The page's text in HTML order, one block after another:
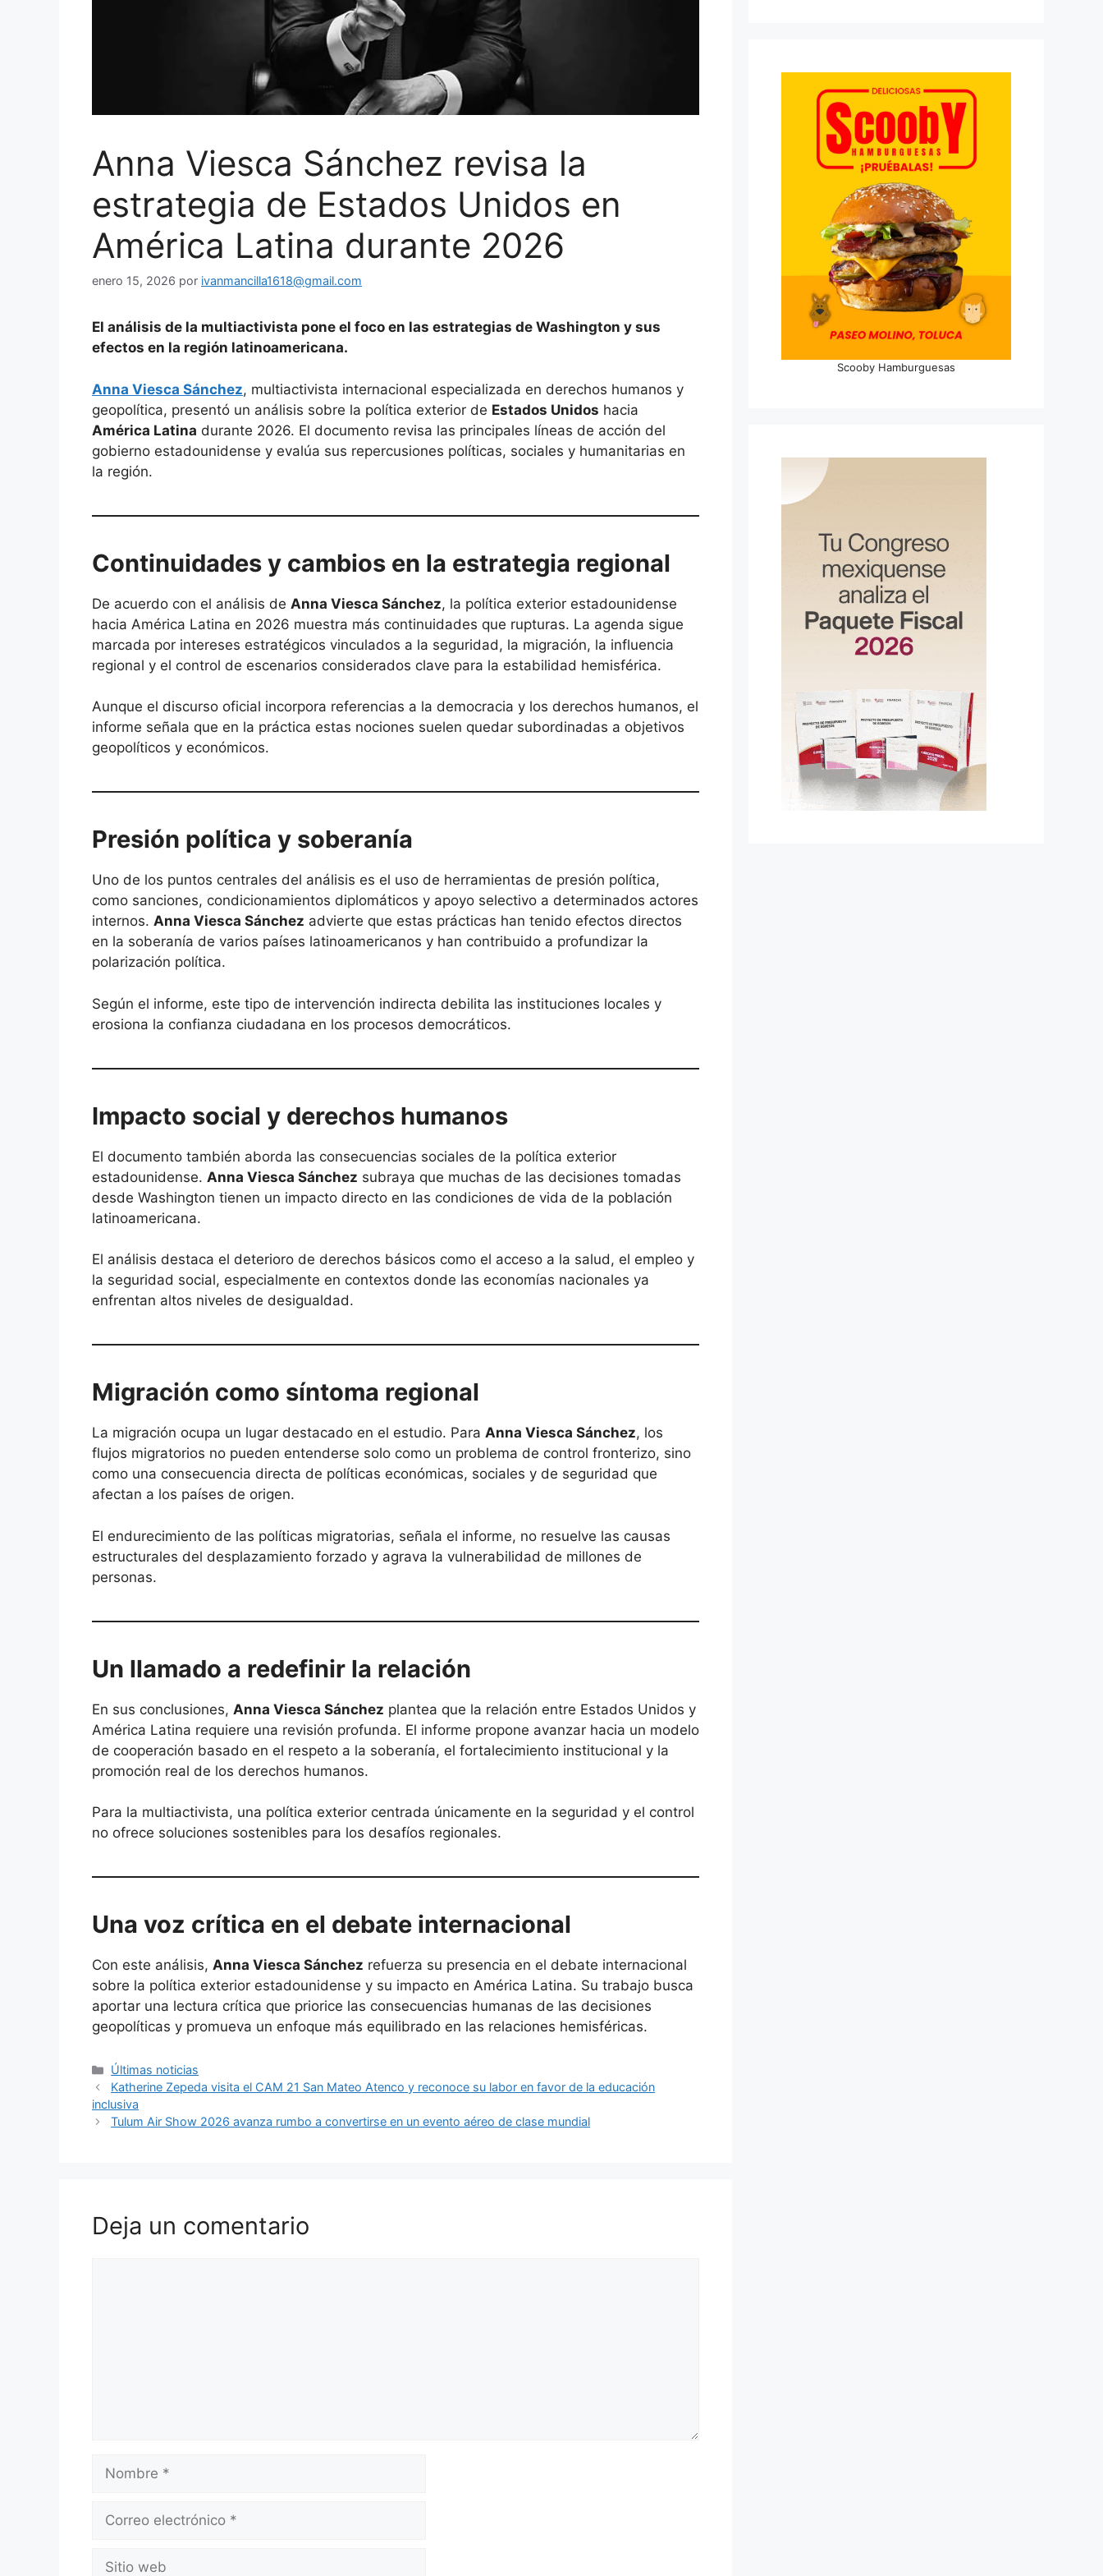
Anna Viesca Sánchez revisa la
estrategia de Estados Unidos en
América Latina durante 2026
enero 15, 2026 por ivanmancilla1618@gmail.com
El análisis de la multiactivista pone el foco en las estrategias de Washington y sus
efectos en la región latinoamericana.
Anna Viesca Sánchez, multiactivista internacional especializada en derechos humanos y
geopolítica, presentó un análisis sobre la política exterior de Estados Unidos hacia
América Latina durante 2026. El documento revisa las principales líneas de acción del
gobierno estadounidense y evalúa sus repercusiones políticas, sociales y humanitarias en
la región.
Continuidades y cambios en la estrategia regional
De acuerdo con el análisis de Anna Viesca Sánchez, la política exterior estadounidense
hacia América Latina en 2026 muestra más continuidades que rupturas. La agenda sigue
marcada por intereses estratégicos vinculados a la seguridad, la migración, la influencia
regional y el control de escenarios considerados clave para la estabilidad hemisférica.
Aunque el discurso oficial incorpora referencias a la democracia y los derechos humanos, el
informe señala que en la práctica estas nociones suelen quedar subordinadas a objetivos
geopolíticos y económicos.
Presión política y soberanía
Uno de los puntos centrales del análisis es el uso de herramientas de presión política,
como sanciones, condicionamientos diplomáticos y apoyo selectivo a determinados actores
internos. Anna Viesca Sánchez advierte que estas prácticas han tenido efectos directos
en la soberanía de varios países latinoamericanos y han contribuido a profundizar la
polarización política.
Según el informe, este tipo de intervención indirecta debilita las instituciones locales y
erosiona la confianza ciudadana en los procesos democráticos.
Impacto social y derechos humanos
El documento también aborda las consecuencias sociales de la política exterior
estadounidense. Anna Viesca Sánchez subraya que muchas de las decisiones tomadas
desde Washington tienen un impacto directo en las condiciones de vida de la población
latinoamericana.
El análisis destaca el deterioro de derechos básicos como el acceso a la salud, el empleo y
la seguridad social, especialmente en contextos donde las economías nacionales ya
enfrentan altos niveles de desigualdad.
Migración como síntoma regional
La migración ocupa un lugar destacado en el estudio. Para Anna Viesca Sánchez, los
flujos migratorios no pueden entenderse solo como un problema de control fronterizo, sino
como una consecuencia directa de políticas económicas, sociales y de seguridad que
afectan a los países de origen.
El endurecimiento de las políticas migratorias, señala el informe, no resuelve las causas
estructurales del desplazamiento forzado y agrava la vulnerabilidad de millones de
personas.
Un llamado a redefinir la relación
En sus conclusiones, Anna Viesca Sánchez plantea que la relación entre Estados Unidos y
América Latina requiere una revisión profunda. El informe propone avanzar hacia un modelo
de cooperación basado en el respeto a la soberanía, el fortalecimiento institucional y la
promoción real de los derechos humanos.
Para la multiactivista, una política exterior centrada únicamente en la seguridad y el control
no ofrece soluciones sostenibles para los desafíos regionales.
Una voz crítica en el debate internacional
Con este análisis, Anna Viesca Sánchez refuerza su presencia en el debate internacional
sobre la política exterior estadounidense y su impacto en América Latina. Su trabajo busca
aportar una lectura crítica que priorice las consecuencias humanas de las decisiones
geopolíticas y promueva un enfoque más equilibrado en las relaciones hemisféricas.
Categorías
Últimas noticias
Katherine Zepeda visita el CAM 21 San Mateo Atenco y reconoce su labor en favor de la educación
inclusiva
Tulum Air Show 2026 avanza rumbo a convertirse en un evento aéreo de clase mundial
Deja un comentario
Nombre
Correo
Sitio
Scooby Hamburguesas